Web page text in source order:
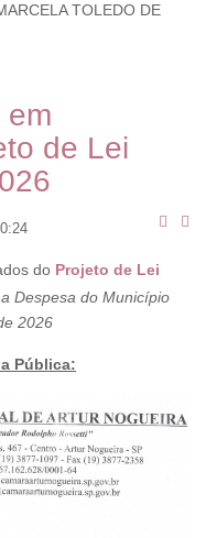
TOLEDO DE
em
de Lei
do Projeto de Lei
Despesa do Município
2026
Pública: